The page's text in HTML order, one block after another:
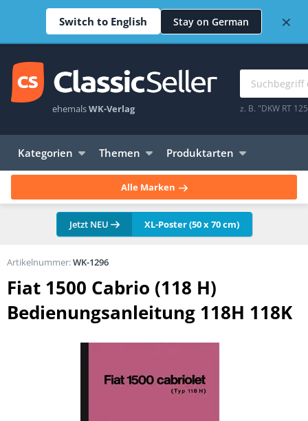
Switch to English Stay on German ×
ehemalsWK-Verlag z. B. "DKW RT
Kategorien Themen Produktarten
Alle Marken
Jetzt NEU XL-Poster (50 x 70 cm)
Fiat 1500 Cabrio (118 H)
Bedienungsanleitung 118H 118K
Artikelnummer:WK-1296